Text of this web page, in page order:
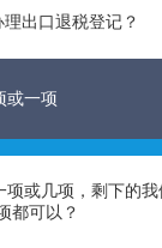
出口退税登记？
或一项
项或几项，剩下的
都可以？